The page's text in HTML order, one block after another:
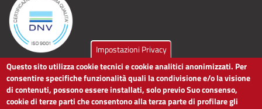
LINK UTILI
Dichiarazione di accessibilità
Impostazioni Privacy
Questo sito utilizza cookie tecnici e cookie analitici anonimizzati. Per
consentire specifiche funzionalità quali la condivisione e/o la visione
di contenuti, possono essere installati, solo previo Suo consenso,
cookie di terze parti che consentono alla terza parte di profilare gli